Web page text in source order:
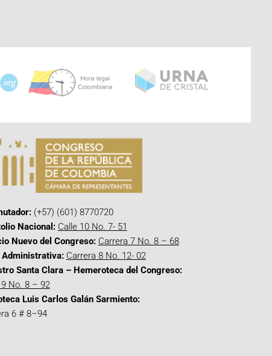
(+57) (601) 8770720
Nacional: Calle 10 No. 7- 51
Nuevo del Congreso: Carrera 7 No. 8 – 68
Administrativa: Carrera 8 No. 12- 02
Santa Clara – Hemeroteca del Congreso:
9 No. 8 – 92
Luis Carlos Galán Sarmiento:
6 # 8–94